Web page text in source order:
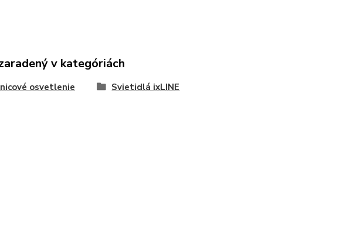
v kategóriách
osvetlenie Svietidlá ixLINE